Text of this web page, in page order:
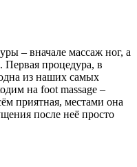
– вначале массаж ног, а
процедура, в
из наших самых
на foot massage –
приятная, местами она
после неё просто